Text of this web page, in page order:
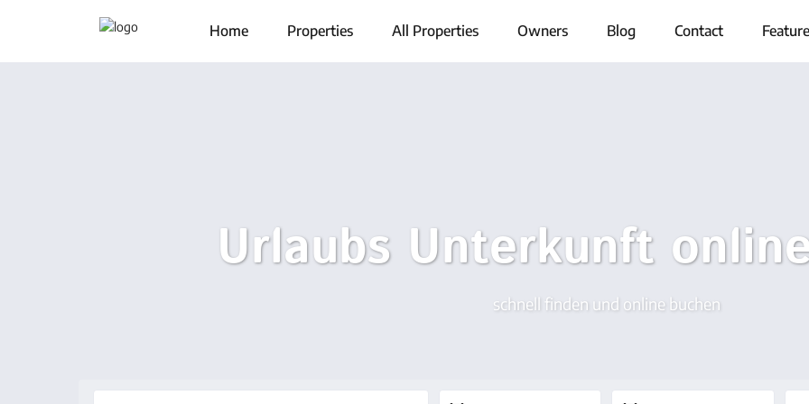
Home Properties All Properties Owners Blog Contact
Urlaubs Unterkunft
schnell finden und online buchen